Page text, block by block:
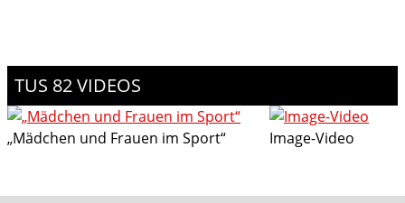
TUS 82 VIDEOS
„Mädchen und Frauen im Sport“ Image-Video